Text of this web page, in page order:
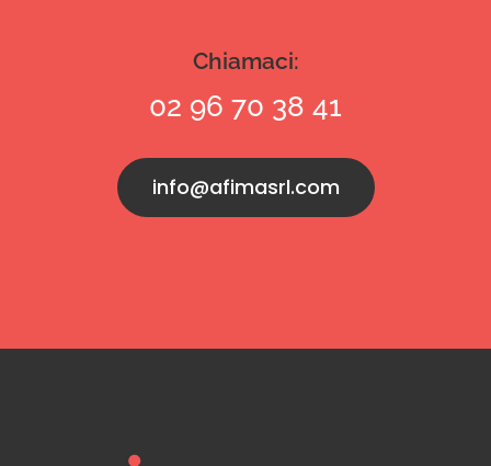
Chiamaci:
02 96 70 38 41
info@afimasrl.com